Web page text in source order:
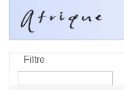
Filtre